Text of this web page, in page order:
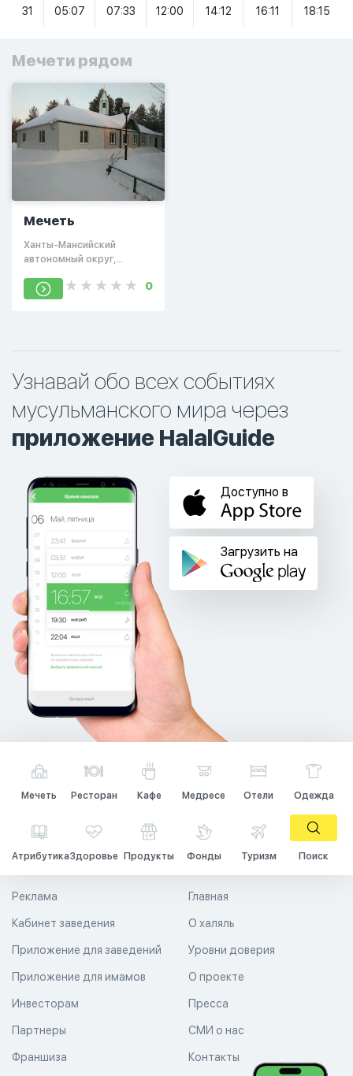
31 05:07 07:33 12:00 14:12 16:11 18:15
Мечети рядом
Мечеть
Ханты-Мансийский
автономный округ,
0
Узнавай обо всех событиях
мусульманского мира через
приложение HalalGuide
Доступно в
Загрузить на
Мечеть Ресторан Кафе Медресе Отели Одежда
АтрибутикаЗдоровье Продукты Фонды Туризм Поиск
Главная
О халяль
Уровни доверия
Реклама
Кабинет заведения
Приложение для заведений
Приложение для имамов О проекте
Пресса
СМИ о нас
Контакты
Инвесторам
Партнеры
Франшиза